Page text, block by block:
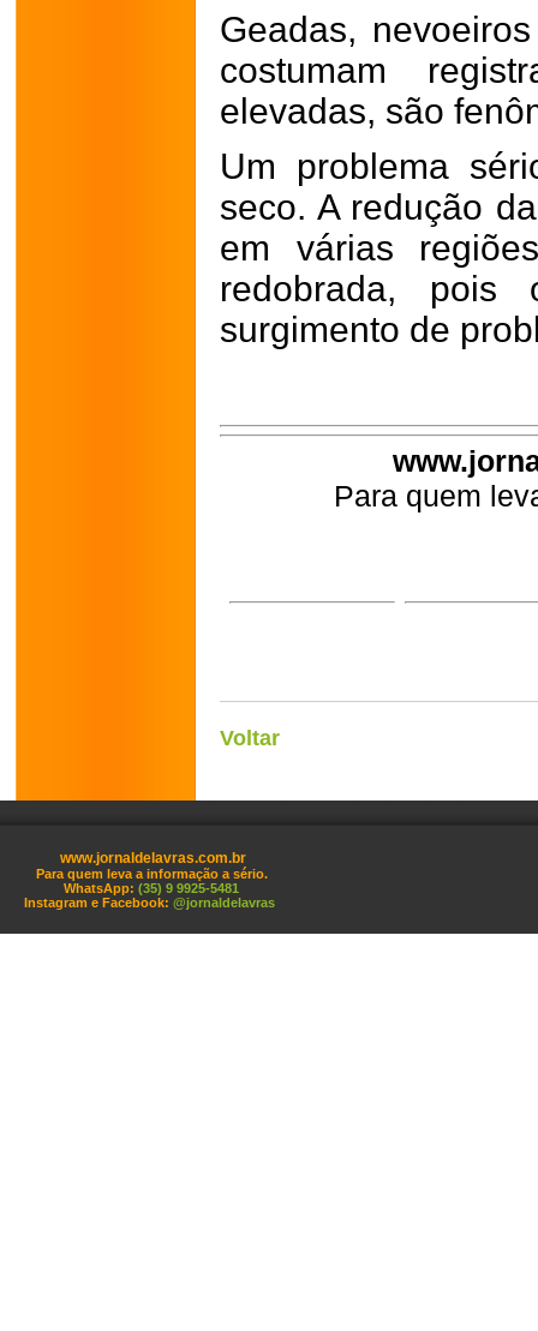
Geadas,
costumam
elevadas, são
Um problema
seco. A redução
em várias
redobrada,
surgimento de
Para quem
Voltar
www.jornaldelavras.com.br
Para quem leva a informação a sério.
WhatsApp: (35) 9 9925-5481
Instagram e Facebook: @jornaldelavras